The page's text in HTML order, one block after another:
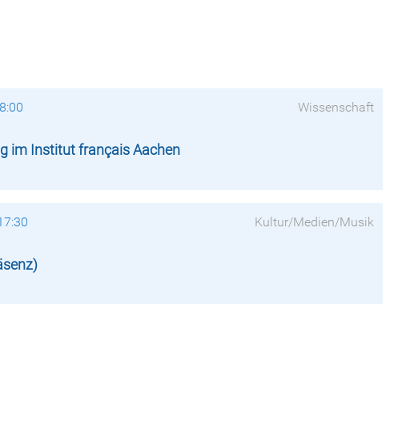
Wissenschaft
im Institut français Aachen
Kultur/Medien/Musik